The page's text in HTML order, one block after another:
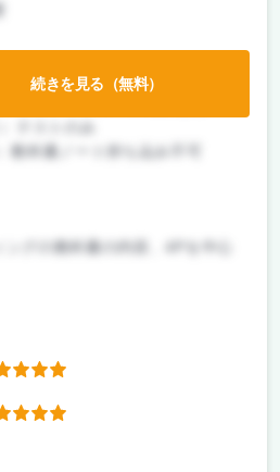
教科書ノート持ち込み不可
ングの教科書の内容、4Pを中心
続きを見る（無料）